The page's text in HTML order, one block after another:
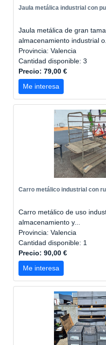
Jaula metálica industrial con
Jaula metálica de gran
almacenamiento industrial
Provincia: Valencia
Cantidad disponible: 3
Precio: 79,00 €
Me interesa
Carro metálico industrial con
Carro metálico de uso
almacenamiento y...
Provincia: Valencia
Cantidad disponible: 1
Precio: 90,00 €
Me interesa